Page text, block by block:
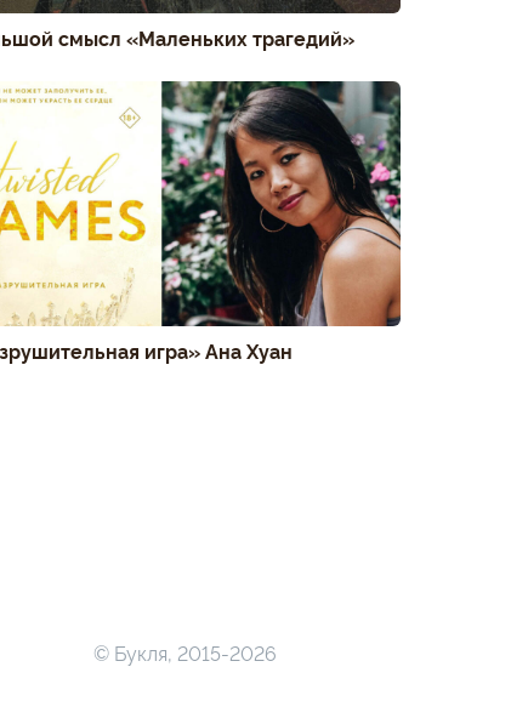
смысл «Маленьких трагедий»
игра» Ана Хуан
© Букля, 2015-2026